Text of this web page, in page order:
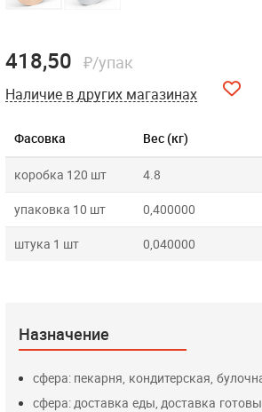
Фасовка Вес (кг)
коробка 120 шт 4.8
упаковка 10 шт 0,400000
штука 1 шт 0,040000
418,50 ₽/упак
Наличие в других магазинах
Назначение
сфера: пекарня, кондитерская,
сфера: доставка еды, доставка